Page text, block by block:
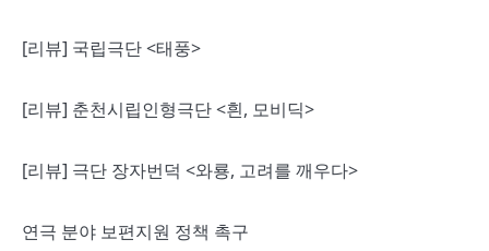
[리뷰] 국립극단 <태풍>
[리뷰] 춘천시립인형극단 <흰, 모비딕>
[리뷰] 극단 장자번덕 <와룡, 고려를 깨우다>
연극 분야 보편지원 정책 촉구